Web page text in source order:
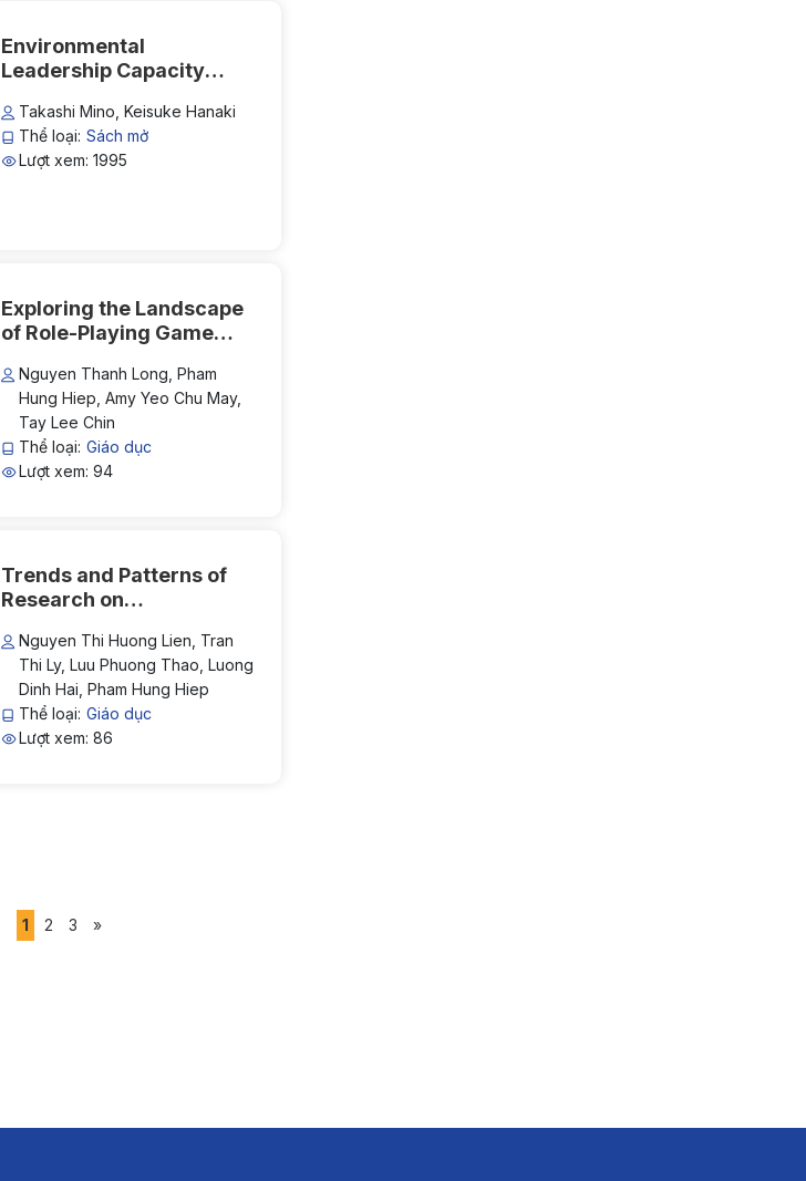
Environmental
Leadership Capacity
Education
Takashi Mino, Keisuke Hanaki
Thể loại: Sách mở
Lượt xem: 1995
Exploring the Landscape
of Role-Playing Game
Bibliometric Analysis
From 1986 to 2023 Using
Scopus Database
Nguyen Thanh Long, Pham
Hung Hiep, Amy Yeo Chu May,
Tay Lee Chin
Thể loại: Giáo dục
Lượt xem: 94
Trends and Patterns of
Research on
A Bibliometric Analysis
with Scopus Data, 1972–
2023
Nguyen Thi Huong Lien, Tran
Thi Ly, Luu Phuong Thao, Luong
Dinh Hai, Pham Hung Hiep
Thể loại: Giáo dục
Lượt xem: 86
1 2 3 »